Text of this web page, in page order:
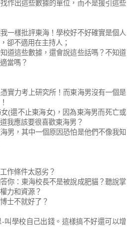
作出這些數據的單位，而不是援引這些
一樣批評東海！學校好不好確實是個人
卻不適用在主持人；
道這些數據，還會說這些話嗎？不知道
當嗎？
實力考上研究所！而東海男沒有一個是
(還不止東海女)，因為東海男而死亡或
我應該要很喜歡東海男？
男，其中一個原因恐怕是他們不像我知
作條件太惡劣？
你：東海校長不是被說成肥貓？聽說掌
力和資源？
士不就好了？
叫學校自己出錢。這樣搞不好還可以增